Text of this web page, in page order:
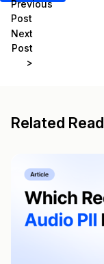
Previous
Post
Next
Post
>
Related